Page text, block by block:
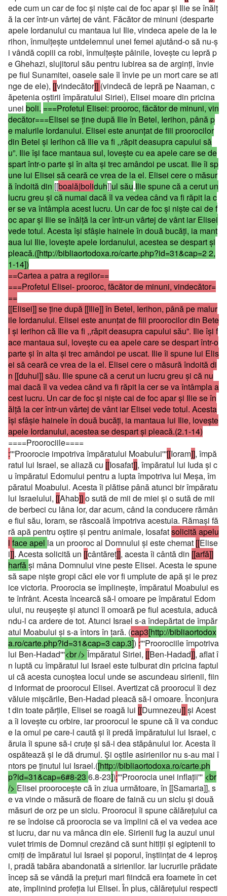
ede cum un car de foc şi nişte cai de foc apar şi Ilie se înălţ
ă la cer într-un vârtej de vânt. Făcător de minuni (desparte
apele Iordanului cu mantaua lui Ilie, vindeca apele de la Ie
rihon, înmulţeşte untdelemnul unei femei ajutând-o să nu-ş
i vândă copiii ca robi, înmulţeşte pâinile, loveşte cu lepră p
e Ghehazi, slujitorul său pentru iubirea sa de arginţi, învie
pe fiul Sunamitei, oasele sale îl învie pe un mort care se ati
nge de ele), [[vindecător]] (vindecă de lepră pe Naaman, c
ăpetenia oştirii împăratului Siriei), Elisei moare din pricina
unei boli. ===Profetul Elisei: prooroc, făcător de minuni, vin
decător===Elisei se ţine după Ilie în Betel, Ierihon, până p
e malurile Iordanului. Elisei este anunţat de fiii proorocilor
din Betel şi Ierihon că Ilie va fi ,,răpit deasupra capului să
u”. Ilie îşi face mantaua sul, loveşte cu ea apele care se de
spart într-o parte şi în alta şi trec amândoi pe uscat. Ilie îi sp
une lui Elisei să ceară ce vrea de la el. Elisei cere o măsur
ă îndoită din [[boală|boliduh]]ul său.Ilie spune că a cerut un
lucru greu şi că numai dacă îl va vedea când va fi răpit la c
er se va întâmpla acest lucru. Un car de foc şi nişte cai de f
oc apar şi Ilie se înălţă la cer într-un vârtej de vânt iar Elisei
vede totul. Acesta îşi sfâşie hainele în două bucăţi, ia mant
aua lui Ilie, loveşte apele Iordanului, acestea se despart şi
pleacă.([http://bibliaortodoxa.ro/carte.php?id=31&cap=2 2,
1-14])
==Cartea a patra a regilor==
===Profetul Elisei- prooroc, făcător de minuni, vindecător=
==
[[Elisei]] se ţine după [[Ilie]] în Betel, Ierihon, până pe malur
ile Iordanului. Elisei este anunţat de fiii proorocilor din Bete
l şi Ierihon că Ilie va fi ,,răpit deasupra capului său”. Ilie îşi f
ace mantaua sul, loveşte cu ea apele care se despart într-o
parte şi în alta şi trec amândoi pe uscat. Ilie îi spune lui Elis
ei să ceară ce vrea de la el. Elisei cere o măsură îndoită di
n [[duhul]] său. Ilie spune că a cerut un lucru greu şi că nu
mai dacă îl va vedea când va fi răpit la cer se va întâmpla a
cest lucru. Un car de foc şi nişte cai de foc apar şi Ilie se în
ălţă la cer într-un vârtej de vânt iar Elisei vede totul. Acesta
îşi sfâşie hainele în două bucăţi, ia mantaua lui Ilie, loveşte
apele Iordanului, acestea se despart şi pleacă.(2.1-14)
====Proorociile====
:'''Proorocie impotriva împăratului Moabului'''[[Ioram]], împă
ratul lui Israel, se aliază cu [[Iosafat]], împăratul lui Iuda şi c
u împăratul Edomului pentru a lupta împotriva lui Meşa, îm
păratul Moabului. Acesta îi plătise până atunci bir împăratu
lui Israelului, [[Ahab]]o sută de mii de miei şi o sută de mii
de berbeci cu lâna lor, dar acum, când la conducere rămân
e fiul său, Ioram, se răscoală împotriva acestuia. Rămaşi fă
ră apă pentru oştire şi pentru animale, Iosafatsolicită apelu
l face apel la un prooroc al Domnului şi este chemat [[Elise
i]]. Acesta solicită un [[cântăreţ]], acesta îi cântă din [[arfă]]
harfăşi mâna Domnului vine peste Elisei. Acesta le spune
să sape nişte gropi căci ele vor fi umplute de apă şi le prez
ice victoria. Proorocia se împlineşte, împăratul Moabului es
te înfrânt. Acesta încearcă să-l omoare pe împăratul Edom
ului, nu reuşeşte şi atunci îl omoară pe fiul acestuia, aducâ
ndu-l ca ardere de tot. Atunci Israel s-a îndepărtat de împăr
atul Moabului şi s-a întors în ţară. (cap3[http://bibliaortodox
a.ro/carte.php?id=31&cap=3 cap.3]) :'''Proorociile împotriva
lui Ben-Hadad'''<br /> Împăratul Siriei, [[Ben-Hadad]], aflat î
n luptă cu împăratul lui Israel este tulburat din pricina faptul
ui că acesta cunoştea locul unde se ascundeau sirienii, fiin
d informat de proorocul Elisei. Avertizat că proorocul îi dez
văluie mişcările, Ben-Hadad pleacă să-l omoare. Înconjura
t din toate părţile, Elisei se roagă lui [[Dumnezeu]]şi Acest
a îi loveşte cu orbire, iar proorocul le spune că îi va conduc
e la omul pe care-l caută şi îi predă împăratului lui Israel, c
ăruia îi spune să-i cruţe şi să-i dea stăpânului lor. Acesta îi
ospătează şi le dă drumul. Şi oştile asirienilor nu s-au mai î
ntors pe ţinutul lui Israel.([http://bibliaortodoxa.ro/carte.ph
p?id=31&cap=6#8-23 6.8-23]):'''Proorocia unei inflaţii''' <br
/> Elisei prooroceşte că în ziua următoare, în [[Samaria]], s
e va vinde o măsură de floare de faină cu un siclu şi două
măsuri de orz pe un siclu. Proorocul îi spune călăreţului ca
re se îndoise că proorocia se va împlini că el va vedea ace
st lucru, dar nu va mânca din ele. Sirienii fug la auzul unui
vuiet trimis de Domnul crezând că sunt hitiţii şi egiptenii to
cmiţi de împăratul lui Israel şi poporul, înştiinţat de 4 leproş
i, pradă tabăra abandonată a sirienilor. Iar lucrurile prădate
încep să se vândă la preţuri mari fiindcă era foamete în cet
ate, împlinind profeţia lui Elisei. În plus, călăreţului respecti